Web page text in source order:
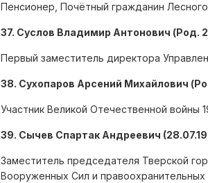
Пенсионер, Почётный гражданин
37. Суслов Владимир Антонович (Род.
Первый заместитель директора
38. Сухопаров Арсений Михайлович
Участник Великой Отечественной войны
39. Сычев Спартак Андреевич
Заместитель председателя Тверской
Вооруженных Сил и правоохранительных